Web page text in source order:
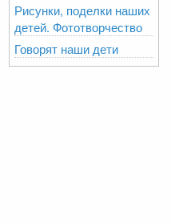
Рисунки, поделки наших
детей. Фототворчество
Говорят наши дети